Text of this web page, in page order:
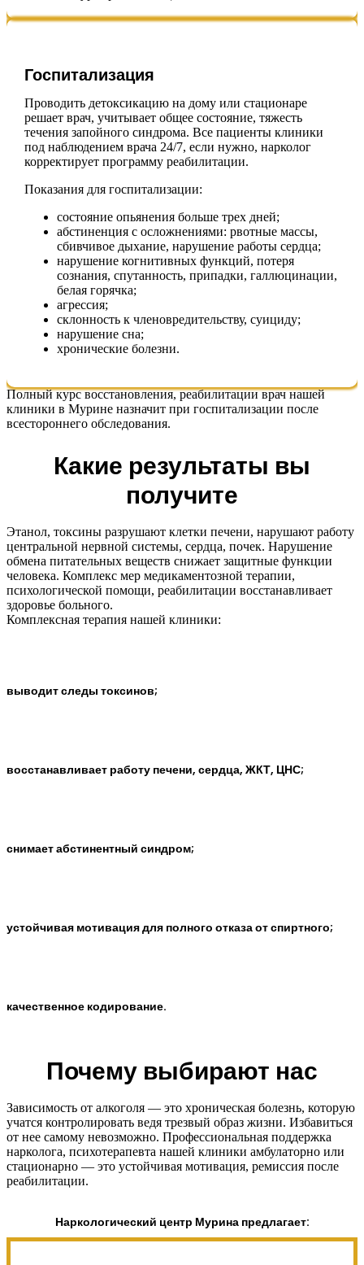
Госпитализация
Проводить детоксикацию на дому или стационаре
решает врач, учитывает общее состояние, тяжесть
течения запойного синдрома. Все пациенты клиники
под наблюдением врача 24/7, если нужно, нарколог
корректирует программу реабилитации.
Показания для госпитализации:
состояние опьянения больше трех дней;
абстиненция с осложнениями: рвотные массы,
сбивчивое дыхание, нарушение работы сердца;
нарушение когнитивных функций, потеря
сознания, спутанность, припадки, галлюцинации,
белая горячка;
агрессия;
склонность к членовредительству, суициду;
нарушение сна;
хронические болезни.
Полный курс восстановления, реабилитации врач нашей
клиники в Мурине назначит при госпитализации после
всестороннего обследования.
Какие результаты вы
получите
Этанол, токсины разрушают клетки печени, нарушают работу
центральной нервной системы, сердца, почек. Нарушение
обмена питательных веществ снижает защитные функции
человека. Комплекс мер медикаментозной терапии,
психологической помощи, реабилитации восстанавливает
здоровье больного.
Комплексная терапия нашей клиники:
выводит следы токсинов;
восстанавливает работу печени, сердца, ЖКТ, ЦНС;
снимает абстинентный синдром;
устойчивая мотивация для полного отказа от спиртного;
качественное кодирование.
Почему выбирают нас
Зависимость от алкоголя — это хроническая болезнь, которую
учатся контролировать ведя трезвый образ жизни. Избавиться
от нее самому невозможно. Профессиональная поддержка
нарколога, психотерапевта нашей клиники амбулаторно или
стационарно — это устойчивая мотивация, ремиссия после
реабилитации.
Наркологический центр Мурина предлагает: